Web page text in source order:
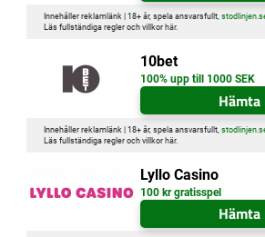
Innehåller reklamlänk | 18+ år, spela ansvarsfullt,
Läs fullständiga regler och villkor här.
10bet
100% upp till 1000 SEK
Innehåller reklamlänk | 18+ år, spela ansvarsfullt,
Läs fullständiga regler och villkor här.
Lyllo Casino
100 kr gratisspel